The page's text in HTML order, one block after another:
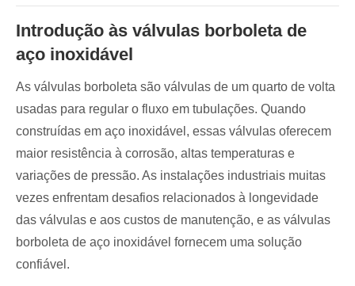
Introdução às válvulas borboleta de
aço inoxidável
As válvulas borboleta são válvulas de um quarto de volta
usadas para regular o fluxo em tubulações. Quando
construídas em aço inoxidável, essas válvulas oferecem
maior resistência à corrosão, altas temperaturas e
variações de pressão. As instalações industriais muitas
vezes enfrentam desafios relacionados à longevidade
das válvulas e aos custos de manutenção, e as válvulas
borboleta de aço inoxidável fornecem uma solução
confiável.